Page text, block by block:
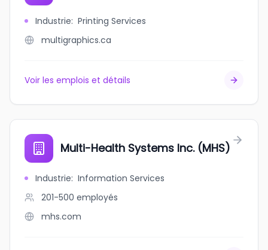
Industrie: Printing Services
multigraphics.ca
Voir les emplois et détails
Multi-Health Systems Inc. (MHS)
Industrie: Information Services
201-500 employés
mhs.com